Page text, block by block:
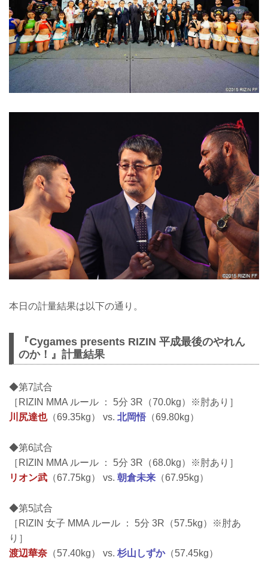
本日の計量結果は以下の通り。
『Cygames presents RIZIN 平成最後のやれん
のか！』計量結果
◆第7試合
［RIZIN MMA ルール ： 5分 3R（70.0kg）※肘あり］
川尻達也（69.35kg） vs. 北岡悟（69.80kg）
◆第6試合
［RIZIN MMA ルール ： 5分 3R（68.0kg）※肘あり］
リオン武 （67.75kg） vs. 朝倉未来 （67.95kg）
◆第5試合
［RIZIN 女子 MMA ルール ： 5分 3R（57.5kg）※肘あ
り］
渡辺華奈 （57.40kg） vs. 杉山しずか（57.45kg）